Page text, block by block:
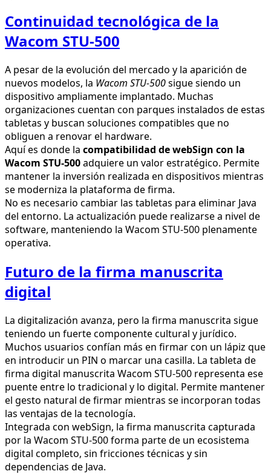
Continuidad tecnológica de la
Wacom STU-500
A pesar de la evolución del mercado y la aparición de
nuevos modelos, la Wacom STU-500sigue siendo un
dispositivo ampliamente implantado. Muchas
organizaciones cuentan con parques instalados de estas
tabletas y buscan soluciones compatibles que no
obliguen a renovar el hardware.
Aquí es donde la compatibilidad de webSign con la
Wacom STU-500adquiere un valor estratégico. Permite
mantener la inversión realizada en dispositivos mientras
se moderniza la plataforma de firma.
No es necesario cambiar las tabletas para eliminar Java
del entorno. La actualización puede realizarse a nivel de
software, manteniendo la Wacom STU-500 plenamente
operativa.
Futuro de la firma manuscrita
digital
La digitalización avanza, pero la firma manuscrita sigue
teniendo un fuerte componente cultural y jurídico.
Muchos usuarios confían más en firmar con un lápiz que
en introducir un PIN o marcar una casilla. La tableta de
firma digital manuscrita Wacom STU-500 representa ese
puente entre lo tradicional y lo digital. Permite mantener
el gesto natural de firmar mientras se incorporan todas
las ventajas de la tecnología.
Integrada con webSign, la firma manuscrita capturada
por la Wacom STU-500 forma parte de un ecosistema
digital completo, sin fricciones técnicas y sin
dependencias de Java.